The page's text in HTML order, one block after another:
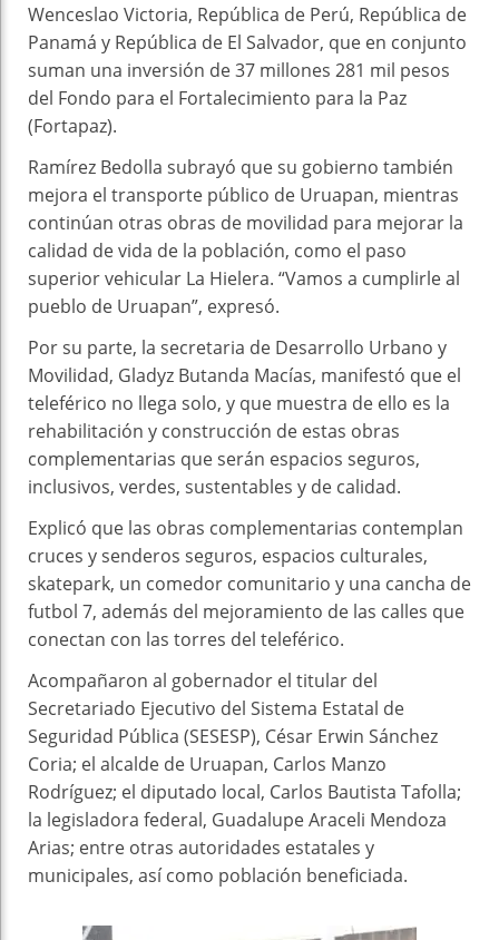
Wenceslao Victoria, República de Perú, República de
Panamá y República de El Salvador, que en conjunto
suman una inversión de 37 millones 281 mil pesos
del Fondo para el Fortalecimiento para la Paz
(Fortapaz).
Ramírez Bedolla subrayó que su gobierno también
mejora el transporte público de Uruapan, mientras
continúan otras obras de movilidad para mejorar la
calidad de vida de la población, como el paso
superior vehicular La Hielera. “Vamos a cumplirle al
pueblo de Uruapan”, expresó.
Por su parte, la secretaria de Desarrollo Urbano y
Movilidad, Gladyz Butanda Macías, manifestó que el
teleférico no llega solo, y que muestra de ello es la
rehabilitación y construcción de estas obras
complementarias que serán espacios seguros,
inclusivos, verdes, sustentables y de calidad.
Explicó que las obras complementarias contemplan
cruces y senderos seguros, espacios culturales,
skatepark, un comedor comunitario y una cancha de
futbol 7, además del mejoramiento de las calles que
conectan con las torres del teleférico.
Acompañaron al gobernador el titular del
Secretariado Ejecutivo del Sistema Estatal de
Seguridad Pública (SESESP), César Erwin Sánchez
Coria; el alcalde de Uruapan, Carlos Manzo
Rodríguez; el diputado local, Carlos Bautista Tafolla;
la legisladora federal, Guadalupe Araceli Mendoza
Arias; entre otras autoridades estatales y
municipales, así como población beneficiada.